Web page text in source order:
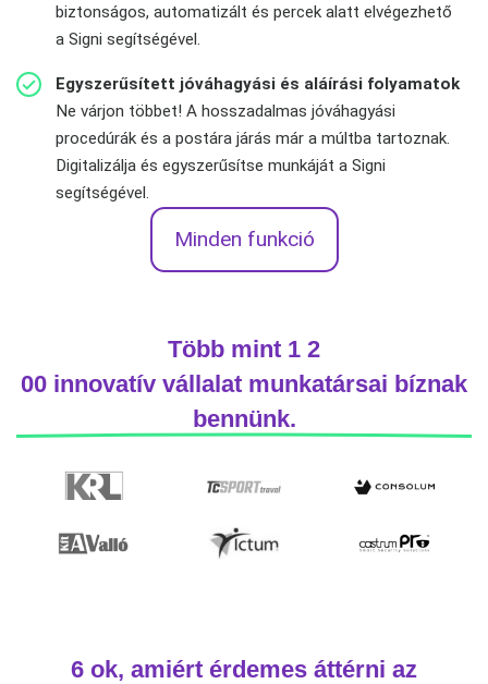
biztonságos, automatizált és percek alatt elvégezhető
a Signi segítségével.
Egyszerűsített jóváhagyási és aláírási folyamatok
Ne várjon többet! A hosszadalmas jóváhagyási
procedúrák és a postára járás már a múltba tartoznak.
Digitalizálja és egyszerűsítse munkáját a Signi
segítségével.
Minden funkció
Több mint 1 2
00 innovatív vállalat munkatársai bíznak
bennünk.
6 ok, amiért érdemes áttérni az